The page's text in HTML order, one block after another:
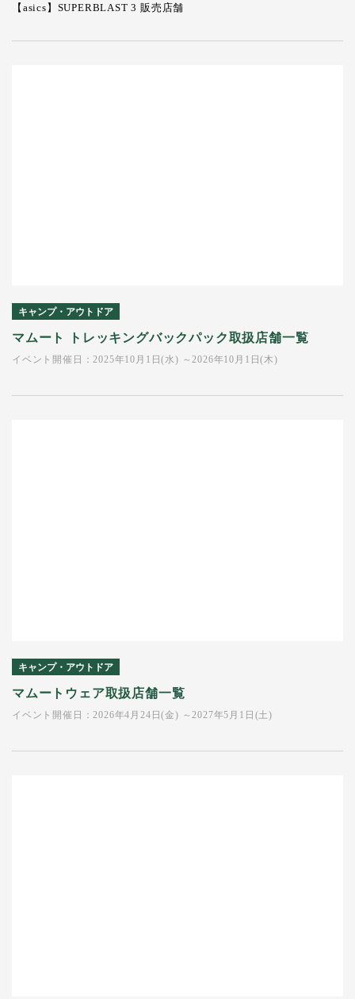
【asics】SUPERBLAST 3 販売店舗
キャンプ・アウトドア
マムート トレッキングバックパック取扱店舗一覧
イベント開催日：2025年10月1日(水) ～2026年10月1日(木)
キャンプ・アウトドア
マムートウェア取扱店舗一覧
イベント開催日：2026年4月24日(金) ～2027年5月1日(土)